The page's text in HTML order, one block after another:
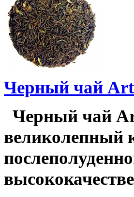
Черный чай
Черный чай
великолепный